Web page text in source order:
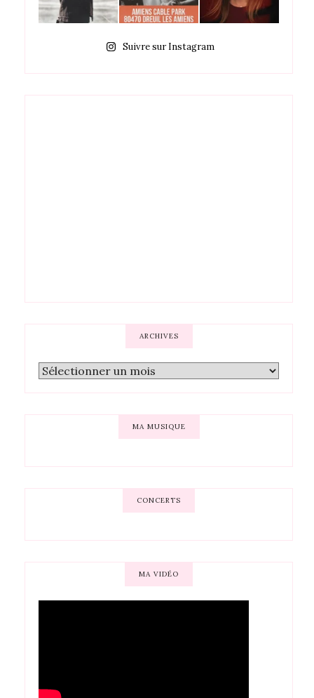
Suivre sur Instagram
ARCHIVES
MA MUSIQUE
CONCERTS
MA VIDÉO